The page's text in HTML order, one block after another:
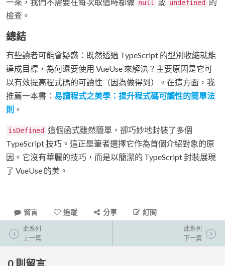
一來，我們不需要在每次取值時都做 null 或 undefined
的
檢查。
總結
有些讀者可能會疑惑：既然透過 TypeScript 的型別收縮就能
達成目標，為何還要使用 VueUse 來解決？主要原因是它可
以有效提高程式碼的可讀性（因為做得到）。在這方面，我
推薦一本書： 易讀程式之美學：提升程式碼可讀性的簡單法
則 。
isDefined 這個函式雖然簡單，卻巧妙地封裝了多個
TypeScript 技巧。這正是筆者選擇它作為首個介紹對象的原
因。它沒有華麗的技巧，而是以簡潔的 TypeScript 封裝展現
了 VueUse 的美。
留言 追蹤 分享 訂閱
此系列
上一篇
此系列
下一篇